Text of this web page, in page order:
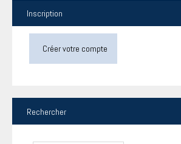
Inscription
Créer votre compte
Rechercher